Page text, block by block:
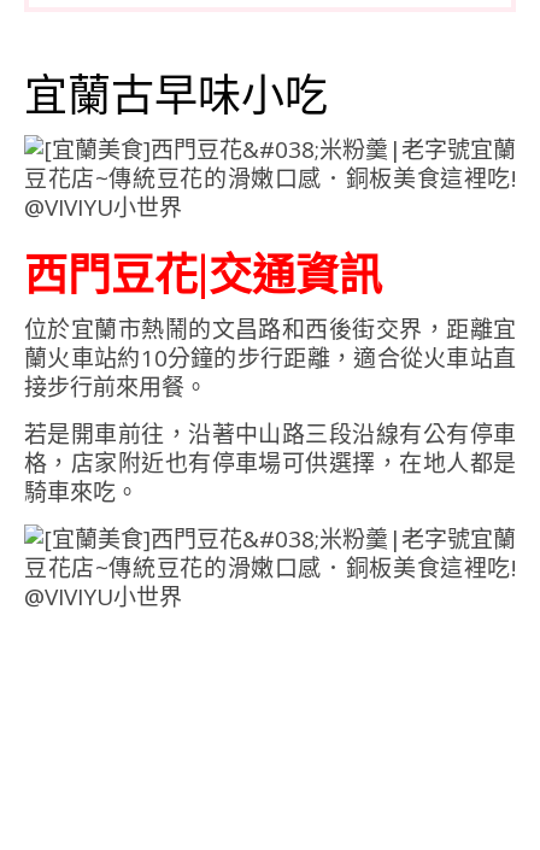
宜蘭古早味小吃
西門豆花|交通資訊
位於宜蘭市熱鬧的文昌路和西後街交界，距離宜
蘭火車站約10分鐘的步行距離，適合從火車站直
接步行前來用餐。
若是開車前往，沿著中山路三段沿線有公有停車
格，店家附近也有停車場可供選擇，在地人都是
騎車來吃。